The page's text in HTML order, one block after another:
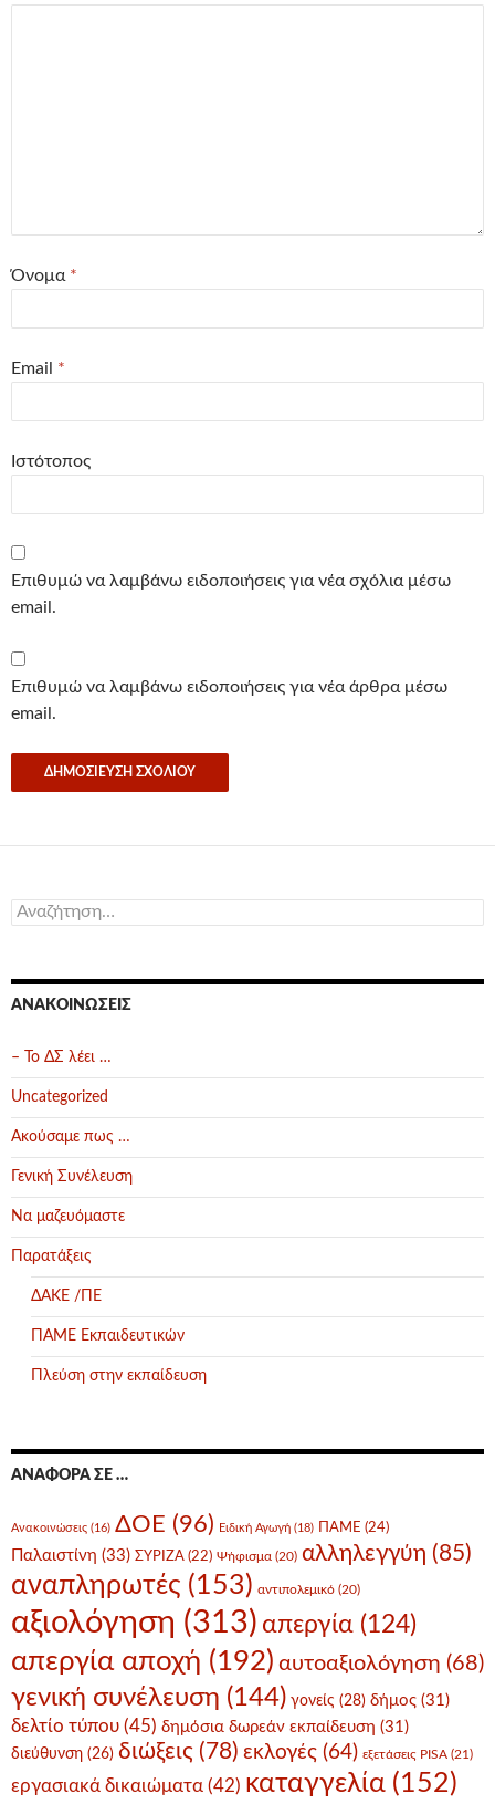
Όνομα *
Email *
Ιστότοπος
Επιθυμώ να λαμβάνω ειδοποιήσεις για νέα σχόλια μέσω
email.
Επιθυμώ να λαμβάνω ειδοποιήσεις για νέα άρθρα μέσω
email.
Αναζήτηση
για:
ΑΝΑΚΟΙΝΏΣΕΙΣ
– Το ΔΣ λέει …
Uncategorized
Ακούσαμε πως …
Γενική Συνέλευση
Να μαζευόμαστε
Παρατάξεις
ΔΑΚΕ /ΠΕ
ΠΑΜΕ Εκπαιδευτικών
Πλεύση στην εκπαίδευση
ΑΝΑΦΟΡΆ ΣΕ …
Ανακοινώσεις (16) ΔΟΕ (96) Ειδική Αγωγή (18) ΠΑΜΕ (24)
Παλαιστίνη (33) ΣΥΡΙΖΑ (22) Ψήφισμα (20) αλληλεγγύη (85)
αναπληρωτές (153) αντιπολεμικό (20)
αξιολόγηση (313) απεργία (124)
απεργία αποχή (192) αυτοαξιολόγηση (68)
γενική συνέλευση (144) γονείς (28) δήμος (31)
δελτίο τύπου (45) δημόσια δωρεάν εκπαίδευση (31)
διεύθυνση (26) διώξεις (78) εκλογές (64) εξετάσεις PISA (21)
εργασιακά δικαιώματα (42) καταγγελία (152)